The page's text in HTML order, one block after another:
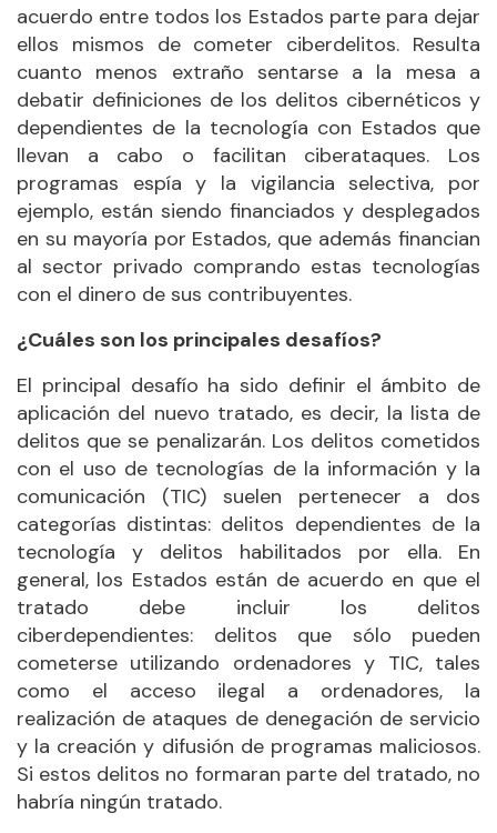
acuerdo entre todos los Estados parte para dejar
ellos mismos de cometer ciberdelitos. Resulta
cuanto menos extraño sentarse a la mesa a
debatir definiciones de los delitos cibernéticos y
dependientes de la tecnología con Estados que
llevan a cabo o facilitan ciberataques. Los
programas espía y la vigilancia selectiva, por
ejemplo, están siendo financiados y desplegados
en su mayoría por Estados, que además financian
al sector privado comprando estas tecnologías
con el dinero de sus contribuyentes.
¿Cuáles son los principales desafíos?
El principal desafío ha sido definir el ámbito de
aplicación del nuevo tratado, es decir, la lista de
delitos que se penalizarán. Los delitos cometidos
con el uso de tecnologías de la información y la
comunicación (TIC) suelen pertenecer a dos
categorías distintas: delitos dependientes de la
tecnología y delitos habilitados por ella. En
general, los Estados están de acuerdo en que el
tratado debe incluir los delitos
ciberdependientes: delitos que sólo pueden
cometerse utilizando ordenadores y TIC, tales
como el acceso ilegal a ordenadores, la
realización de ataques de denegación de servicio
y la creación y difusión de programas maliciosos.
Si estos delitos no formaran parte del tratado, no
habría ningún tratado.